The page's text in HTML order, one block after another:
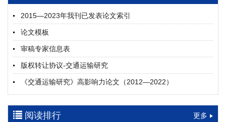
摘要 (16) HTML(14)
基于TimeXer模型的高速公路服务区充电负荷预测
孙偲赫, 宋国华, 朱子俊, 范鹏飞, 石莹
2026, 12(3): 151-162.
9931.2026.03.012
摘要 (26) HTML(25)
多层能源供给网络下高速公路系统韧性提升方法
郝泉霖, 兰富安, 赖波, 陈立栋, 宋志英, 郑帅
2026, 12(3): 163-175.https://doi.org/10.16503/j.cnki.2095-
9931.2026.03.013
2015—2023年我刊已发表论文索引
论文模板
审稿专家信息表
版权转让协议-交通运输研究
《交通运输研究》高影响力论文（2012—2022）
中英文摘要撰写规范及样例
阅读排行 更多